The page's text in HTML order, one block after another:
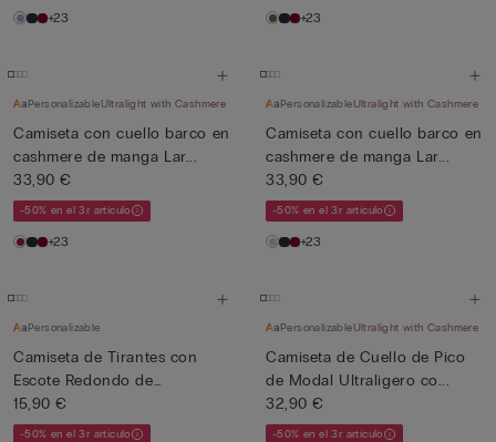
+23 +23
PersonalizableUltralight with Cashmere
Camiseta con cuello barco en
cashmere de manga Lar...
33,90 €
-50% en el 3r artículo
+23
PersonalizableUltralight with Cashmere
Camiseta con cuello barco en
cashmere de manga Lar...
33,90 €
-50% en el 3r artículo
+23
Personalizable
Camiseta de Tirantes con
Escote Redondo de
Algodón...
15,90 €
-50% en el 3r artículo
PersonalizableUltralight with Cashmere
Camiseta de Cuello de Pico
de Modal Ultraligero co...
32,90 €
-50% en el 3r artículo